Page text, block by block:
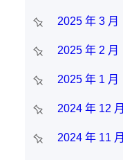
2025 年 3 月
2025 年 2 月
2025 年 1 月
2024 年 12 月
2024 年 11 月